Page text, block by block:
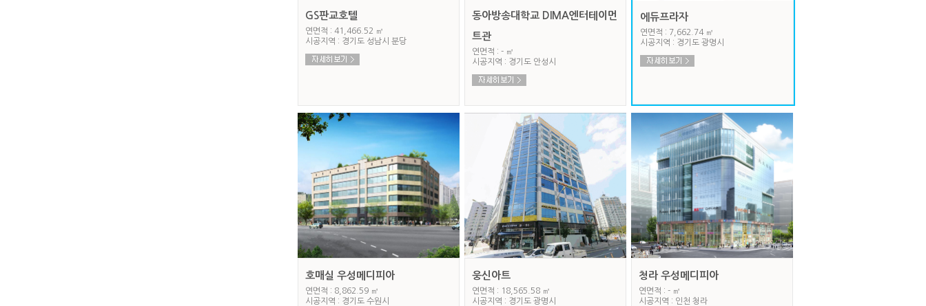
GS판교호텔
연면적 : 41,466.52 ㎡
시공지역 : 경기도 성남시 분당
동아방송대학교 DIMA엔터테이먼
트관
연면적 : - ㎡
시공지역 : 경기도 안성시
에듀프라자
연면적 : 7,662.74 ㎡
시공지역 : 경기도 광명시
호매실 우성메디피아
연면적 : 8,862.59 ㎡
시공지역 : 경기도 수원시
웅신아트
연면적 : 18,565.58 ㎡
시공지역 : 경기도 광명시
청라 우성메디피아
연면적 : - ㎡
시공지역 : 인천 청라